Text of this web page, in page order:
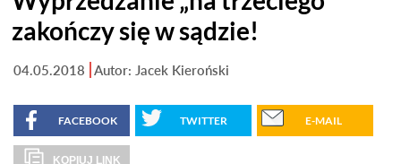
zakończy się w sądzie!
04.05.2018 Autor: Jacek Kieroński
FACEBOOK TWITTER E-MAIL
KOPIUJ LINK